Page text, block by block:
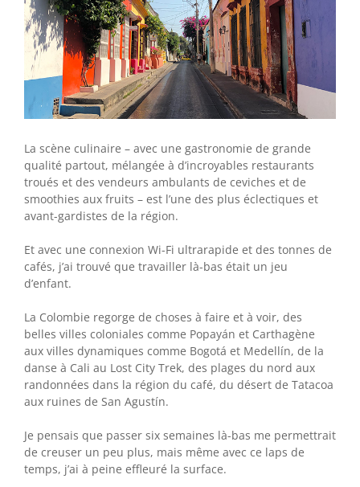
La scène culinaire – avec une gastronomie de grande
qualité partout, mélangée à d’incroyables restaurants
troués et des vendeurs ambulants de ceviches et de
smoothies aux fruits – est l’une des plus éclectiques et
avant-gardistes de la région.
Et avec une connexion Wi-Fi ultrarapide et des tonnes de
cafés, j’ai trouvé que travailler là-bas était un jeu
d’enfant.
La Colombie regorge de choses à faire et à voir, des
belles villes coloniales comme Popayán et Carthagène
aux villes dynamiques comme Bogotá et Medellín, de la
danse à Cali au Lost City Trek, des plages du nord aux
randonnées dans la région du café, du désert de Tatacoa
aux ruines de San Agustín.
Je pensais que passer six semaines là-bas me permettrait
de creuser un peu plus, mais même avec ce laps de
temps, j’ai à peine effleuré la surface.